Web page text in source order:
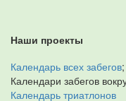
Наши проекты
Календарь всех забегов;
Календари забегов
Календарь триатлонов